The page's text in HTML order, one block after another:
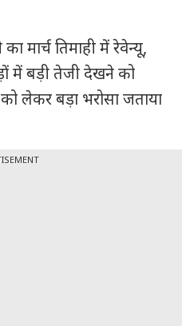
मार्च तिमाही में रेवेन्यू,
बड़ी तेजी देखने को
लेकर बड़ा भरोसा जताया